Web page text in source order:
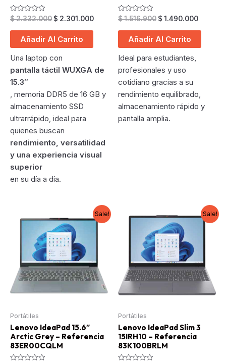
Valorado
en
0
$2.332.000 Original
was:
$ 2.332.000.
$ 2.301.000Current
$ 2.301.000.
Añadir Al Carrito
Una laptop con
pantalla táctil WUXGA de
15.3″
, memoria DDR5 de 16 GB y
almacenamiento SSD
ultrarrápido, ideal para
quienes buscan
rendimiento, versatilidad
y una experiencia visual
superior
en su día a día.
Valorado
en
0
$1.516.900 Original
was:
$ 1.516.900.
$ 1.490.000Current
Añadir Al Carrito
Ideal para estudiantes,
profesionales y uso
cotidiano gracias a su
rendimiento equilibrado,
almacenamiento rápido y
pantalla amplia.
Sale!
Portátiles
Lenovo IdeaPad 15.6″
Arctic Grey – Referencia
83ER00CQLM
Sale!
Portátiles
Lenovo IdeaPad Slim 3
15IRH10 – Referencia
83K100BRLM